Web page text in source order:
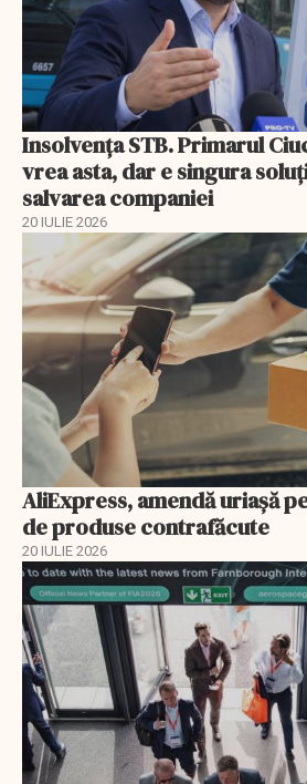
Insolvenţa STB. Primarul
vrea asta, dar e singura
salvarea companiei
20 IULIE 2026
AliExpress, amendă uriaşă
de produse contrafăcute
20 IULIE 2026